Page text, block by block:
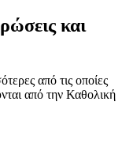
και
από τις οποίες
από την Καθολική